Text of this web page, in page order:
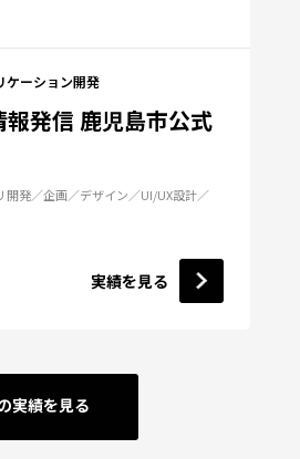
ケーション開発
発信 鹿児島市公式
開発 企画 デザイン
UI/UX設計
実績を見る
実績を見る